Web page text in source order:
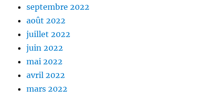
septembre 2022
août 2022
juillet 2022
juin 2022
mai 2022
avril 2022
mars 2022